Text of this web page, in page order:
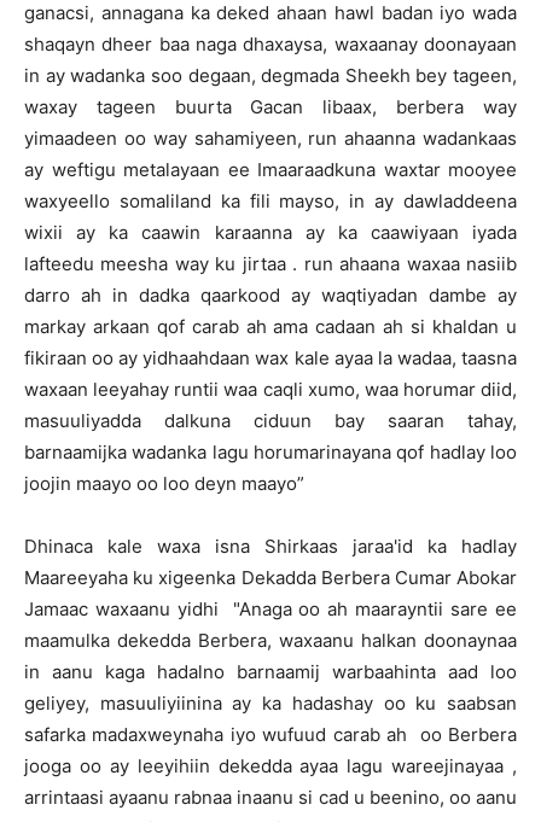
ganacsi, annagana ka deked ahaan hawl badan iyo wada
shaqayn dheer baa naga dhaxaysa, waxaanay doonayaan
in ay wadanka soo degaan, degmada Sheekh bey tageen,
waxay tageen buurta Gacan libaax, berbera way
yimaadeen oo way sahamiyeen, run ahaanna wadankaas
ay weftigu metalayaan ee Imaaraadkuna waxtar mooyee
waxyeello somaliland ka fili mayso, in ay dawladdeena
wixii ay ka caawin karaanna ay ka caawiyaan iyada
lafteedu meesha way ku jirtaa . run ahaana waxaa nasiib
darro ah in dadka qaarkood ay waqtiyadan dambe ay
markay arkaan qof carab ah ama cadaan ah si khaldan u
fikiraan oo ay yidhaahdaan wax kale ayaa la wadaa, taasna
waxaan leeyahay runtii waa caqli xumo, waa horumar diid,
masuuliyadda dalkuna ciduun bay saaran tahay,
barnaamijka wadanka lagu horumarinayana qof hadlay loo
joojin maayo oo loo deyn maayo”
Dhinaca kale waxa isna Shirkaas jaraa'id ka hadlay
Maareeyaha ku xigeenka Dekadda Berbera Cumar Abokar
Jamaac waxaanu yidhi "Anaga oo ah maarayntii sare ee
maamulka dekedda Berbera, waxaanu halkan doonaynaa
in aanu kaga hadalno barnaamij warbaahinta aad loo
geliyey, masuuliyiinina ay ka hadashay oo ku saabsan
safarka madaxweynaha iyo wufuud carab ah oo Berbera
jooga oo ay leeyihiin dekedda ayaa lagu wareejinayaa ,
arrintaasi ayaanu rabnaa inaanu si cad u beenino, oo aanu